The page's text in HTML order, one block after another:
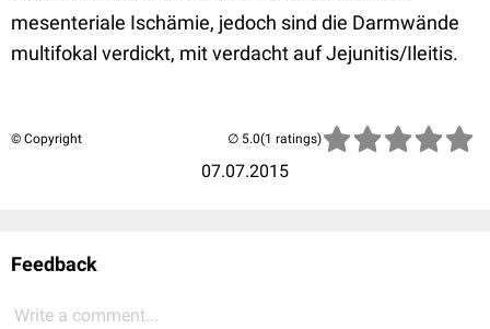
mesenteriale Ischämie, jedoch sind die Darmwände
multifokal verdickt, mit verdacht auf Jejunitis/Ileitis.
© Copyright
07.07.2015
(1 ratings)
Feedback
Write a comment...